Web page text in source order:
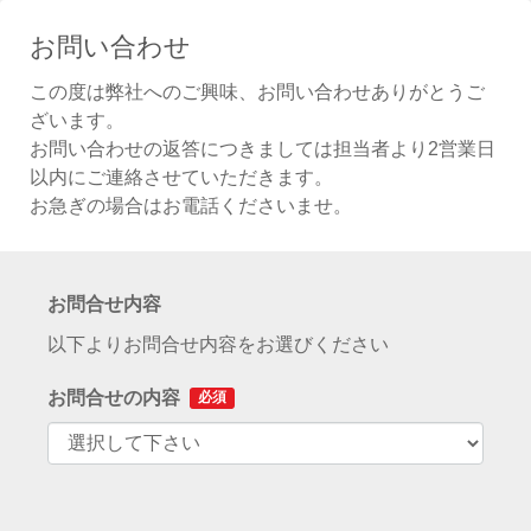
お問い合わせ
この度は弊社へのご興味、お問い合わせありがとうご
ざいます。
お問い合わせの返答につきましては担当者より2営業日
以内にご連絡させていただきます。
お急ぎの場合はお電話くださいませ。
お問合せ内容
以下よりお問合せ内容をお選びください
お問合せの内容 必須